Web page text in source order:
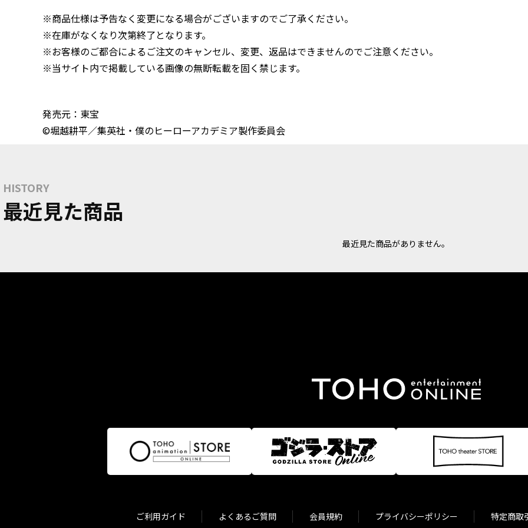
※商品仕様は予告なく変更になる場合がございますのでご了承ください。
※在庫がなくなり次第終了となります。
※お客様のご都合によるご注文のキャンセル、変更、返品はできませんのでご注意ください。
※当サイト内で掲載している画像の無断転載を固く禁じます。
発売元：東宝
©堀越耕平／集英社・僕のヒーローアカデミア製作委員会
HISTORY
最近見た商品
最近見た商品がありません。
ご利用ガイド よくあるご質問 会員規約 プライバシーポリシー 特定商取